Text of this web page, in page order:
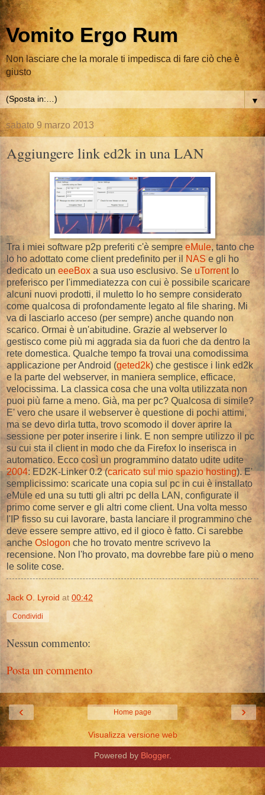
Vomito Ergo Rum
Non lasciare che la morale ti impedisca di fare ciò che è
giusto
▼
sabato 9 marzo 2013
Aggiungere link ed2k in una LAN
Tra i miei software p2p preferiti c'è sempre eMule, tanto che
lo ho adottato come client predefinito per il
NAS e gli ho
dedicato un eeeBox a sua uso esclusivo. Se uTorrentlo
preferisco per l'immediatezza con cui è possibile scaricare
alcuni nuovi prodotti, il muletto lo ho sempre considerato
come qualcosa di profondamente legato al file sharing. Mi
va di lasciarlo acceso (per sempre) anche quando non
scarico. Ormai è un'abitudine. Grazie al webserver lo
gestisco come più mi aggrada sia da fuori che da dentro la
rete domestica. Qualche tempo fa trovai una comodissima
applicazione per Android (geted2k) che gestisce i link ed2k
e la parte del webserver, in maniera semplice, efficace,
velocissima. La classica cosa che una volta utilizzata non
puoi più farne a meno. Già, ma per pc? Qualcosa di simile?
E' vero che usare il webserver è questione di pochi attimi,
ma se devo dirla tutta, trovo scomodo il dover aprire la
sessione per poter inserire i link. E non sempre utilizzo il pc
su cui sta il client in modo che da Firefox lo inserisca in
automatico. Ecco così un programmino datato udite udite
2004: ED2K-Linker 0.2 (caricato sul mio spazio hosting). E'
semplicissimo: scaricate una copia sul pc in cui è installato
eMule ed una su tutti gli altri pc della LAN, configurate il
primo come server e gli altri come client. Una volta messo
l'IP fisso su cui lavorare, basta lanciare il programmino che
deve essere sempre attivo, ed il gioco è fatto. Ci sarebbe
anche Oslogon che ho trovato mentre scrivevo la
recensione. Non l'ho provato, ma dovrebbe fare più o meno
le solite cose.
Jack O. Lyroid at 00:42
Condividi
Nessun commento:
Posta un commento
‹ ›
Home page
Visualizza versione web
Powered by Blogger.